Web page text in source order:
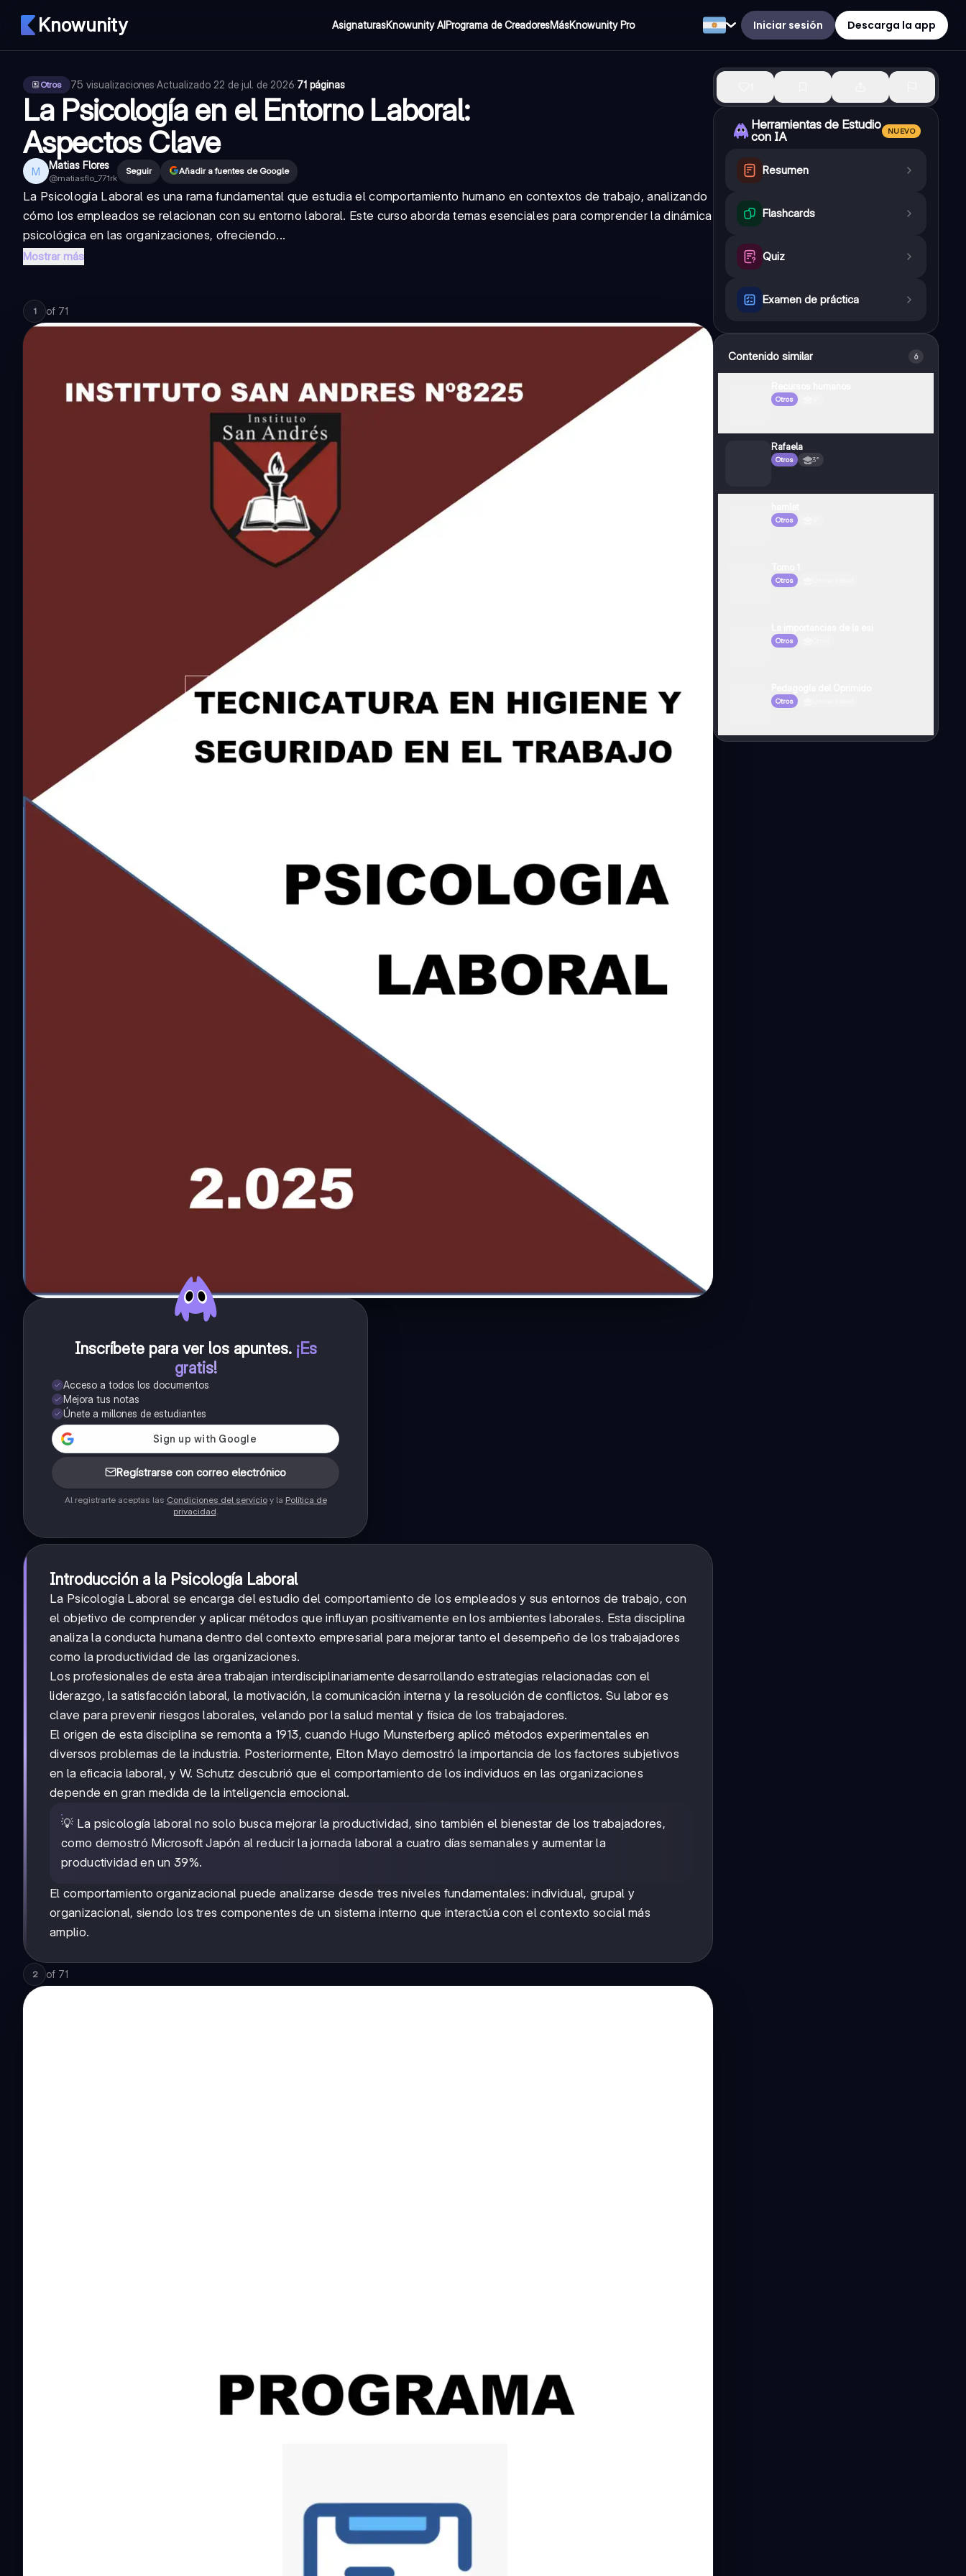
Knowunity AsignaturasKnowunity AIPrograma de CreadoresMásKnowunity Pro Iniciar sesión Descarga la app
Otros 75 visualizaciones·Actualizado 22 de jul. de 2026·71 páginas
La Psicología en el Entorno Laboral:
Aspectos Clave
M Matias Flores
@matiasflo_771rk
Seguir Añadir a fuentes de Google
La Psicología Laboral es una rama fundamental que estudia el comportamiento humano en contextos de trabajo, analizando
cómo los empleados se relacionan con su entorno laboral. Este curso aborda temas esenciales para comprender la dinámica
psicológica en las organizaciones, ofreciendo...
Mostrar más
1 of 71
Inscríbete para ver los apuntes. ¡Es
gratis!
Acceso a todos los documentos
Mejora tus notas
Únete a millones de estudiantes
Regístrarse con correo electrónico
Al registrarte aceptas las Condiciones del servicioy la Política de
privacidad.
Introducción a la Psicología Laboral
La Psicología Laboral se encarga del estudio del comportamiento de los empleados y sus entornos de trabajo, con
el objetivo de comprender y aplicar métodos que influyan positivamente en los ambientes laborales. Esta disciplina
analiza la conducta humana dentro del contexto empresarial para mejorar tanto el desempeño de los trabajadores
como la productividad de las organizaciones.
Los profesionales de esta área trabajan interdisciplinariamente desarrollando estrategias relacionadas con el
liderazgo, la satisfacción laboral, la motivación, la comunicación interna y la resolución de conflictos. Su labor es
clave para prevenir riesgos laborales, velando por la salud mental y física de los trabajadores.
El origen de esta disciplina se remonta a 1913, cuando Hugo Munsterberg aplicó métodos experimentales en
diversos problemas de la industria. Posteriormente, Elton Mayo demostró la importancia de los factores subjetivos
en la eficacia laboral, y W. Schutz descubrió que el comportamiento de los individuos en las organizaciones
depende en gran medida de la inteligencia emocional.
💡 La psicología laboral no solo busca mejorar la productividad, sino también el bienestar de los trabajadores,
como demostró Microsoft Japón al reducir la jornada laboral a cuatro días semanales y aumentar la
productividad en un 39%.
El comportamiento organizacional puede analizarse desde tres niveles fundamentales: individual, grupal y
organizacional, siendo los tres componentes de un sistema interno que interactúa con el contexto social más
amplio.
2 of 71
Herramientas de Estudio
con IA
NUEVO
Resumen
Flashcards
Quiz
Examen de práctica
Contenido similar 6
Otros
Rafaela
Otros 3°
Otros
Otros
Otros
Otros